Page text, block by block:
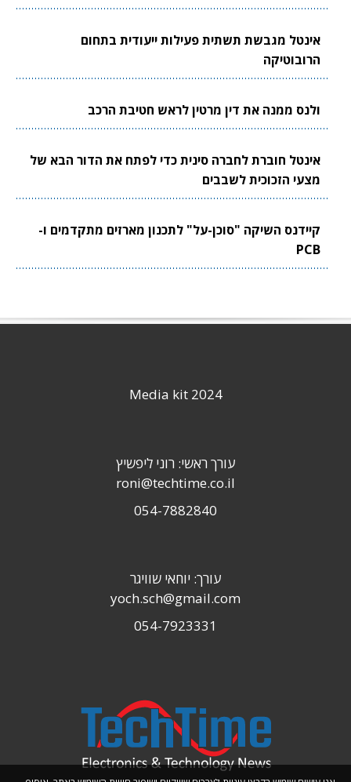
אינטל מגבשת תשתית פעילות ייעודית בתחום
הרובוטיקה
ולנס ממנה את דין מרטין לראש חטיבת הרכב
אינטל חוברת לחברה סינית כדי לפתח את הדור הבא של
מצעי הזכוכית לשבבים
קיידנס השיקה "סוכן-על" לתכנון מארזים מתקדמים ו-
PCB
Media kit 2024
עורך ראשי: רוני ליפשיץ
roni@techtime.co.il
054-7882840
עורך: יוחאי שוויגר
yoch.sch@gmail.com
054-7923331